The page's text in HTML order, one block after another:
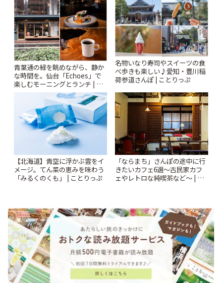
青葉通の緑を眺めながら、静か
な時間を。仙台「Echoes」で
楽しむモーニングとランチ | こ
名物いなり寿司やスイーツの食
べ歩きも楽しい♪愛知・豊川稲
荷参道さんぽ | ことりっぷ
【北海道】青空に浮かぶ雲をイ
メージ。てん菜の恵みを味わう
「みるくのくも」 | ことりっぷ
「ならまち」さんぽの途中に行
きたいカフェ6選〜古民家カフ
ェやレトロな純喫茶など〜 | こ